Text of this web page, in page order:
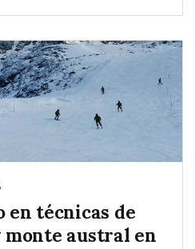
técnicas de
monte austral en